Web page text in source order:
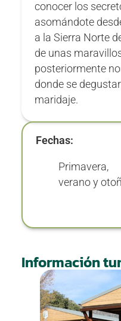
conocer los
asomándote
a la Sierra Norte
de unas
posteriormente
donde se
maridaje.
Fechas:
Primavera,
verano y
Información